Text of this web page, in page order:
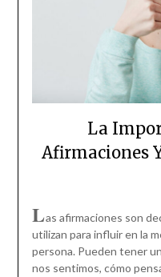
La
Afirmaciones
Las afirmaciones son
utilizan para influir en la
persona. Pueden tener
nos sentimos, cómo